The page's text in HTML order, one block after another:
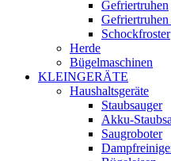
Gefriertruhen
Schockfroster
Herde
Bügelmaschinen
KLEINGERÄTE
Haushaltsgeräte
Staubsauger
Akku-
Saugroboter